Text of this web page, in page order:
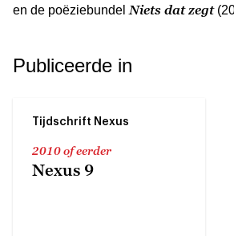
en de poëziebundel Niets dat zegt
Publiceerde in
Tijdschrift Nexus
2010 of eerder
Nexus 9